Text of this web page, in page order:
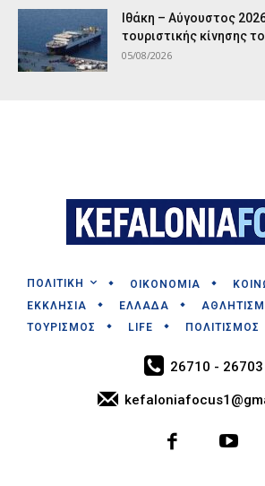
Ιθάκη – Αύγουστος
τουριστικής κίνησης
05/08/2026
ΠΟΛΙΤΙΚΗ ΟΙΚΟΝΟΜΙΑ
ΕΚΚΛΗΣΙΑ
ΕΛΛΑΔΑ
ΤΟΥΡΙΣΜΟΣ
LIFE ΠΟΛΙΤΙΣΜΟΣ
26710 - 26703